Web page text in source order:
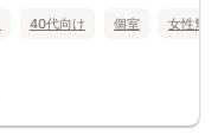
ります。システムの関係
状況に応じてサムネイル
件は変更されませんのでご
40代向け 個室 女性無